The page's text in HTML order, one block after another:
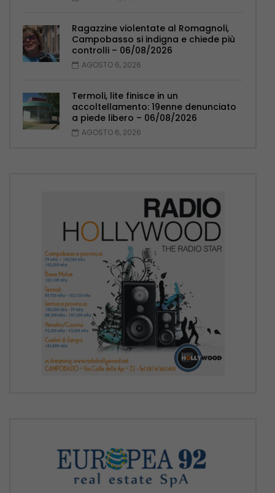
Ragazzine violentate al Romagnoli,
Campobasso si indigna e chiede più
controlli – 06/08/2026
AGOSTO 6, 2026
Termoli, lite finisce in un
accoltellamento: 19enne denunciato
a piede libero – 06/08/2026
AGOSTO 6, 2026